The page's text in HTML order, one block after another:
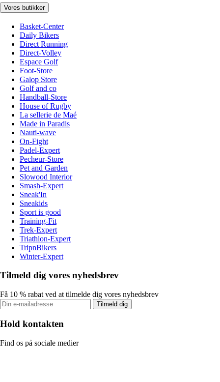
Vores butikker
Basket-Center
Daily Bikers
Direct Running
Direct-Volley
Espace Golf
Foot-Store
Galop Store
Golf and co
Handball-Store
House of Rugby
La sellerie de Maé
Made in Paradis
Nauti-wave
On-Fight
Padel-Expert
Pecheur-Store
Pet and Garden
Slowood Interior
Smash-Expert
Sneak'In
Sneakids
Sport is good
Training-Fit
Trek-Expert
Triathlon-Expert
TripnBikers
Winter-Expert
Tilmeld dig vores nyhedsbrev
Få 10 % rabat ved at tilmelde dig vores nyhedsbrev
Tilmeld dig
Hold kontakten
Find os på sociale medier